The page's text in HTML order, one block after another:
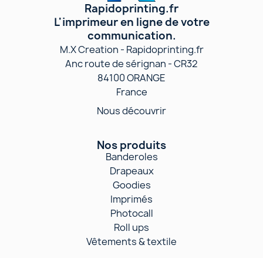
Rapidoprinting.fr
L'imprimeur en ligne de votre
communication.
M.X Creation - Rapidoprinting.fr
Anc route de sérignan - CR32
84100 ORANGE
France
Nous découvrir
Nos produits
Banderoles
Drapeaux
Goodies
Imprimés
Photocall
Roll ups
Vêtements & textile